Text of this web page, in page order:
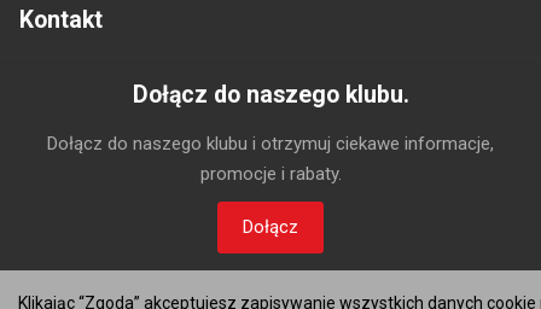
Kontakt
Dołącz do naszego klubu.
Dołącz do naszego klubu i otrzymuj ciekawe informacje,
promocje i rabaty.
Dołącz
Klikając “Zgoda” akceptujesz zapisywanie wszystkich danych cookie